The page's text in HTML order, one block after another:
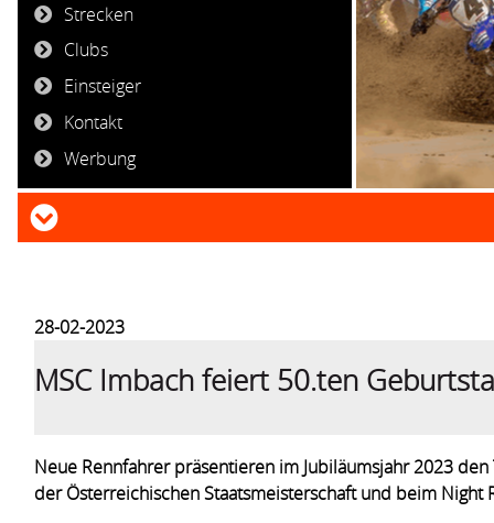
Strecken
Clubs
Einsteiger
Kontakt
Werbung
28-02-2023
MSC Imbach feiert 50.ten
Neue Rennfahrer präsentieren im Jubiläumsjahr 2023
der Österreichischen Staatsmeisterschaft und beim Night